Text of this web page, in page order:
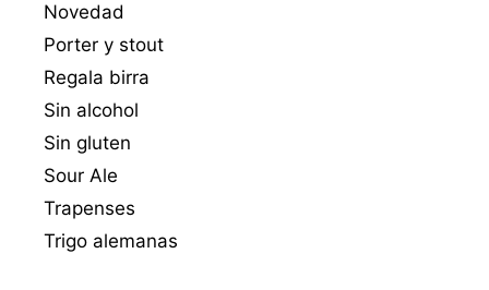
Novedad
Porter y stout
Regala birra
Sin alcohol
Sin gluten
Sour Ale
Trapenses
Trigo alemanas